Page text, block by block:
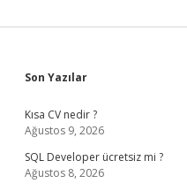
Sidebar
Son Yazılar
Kısa CV nedir ?
Ağustos 9, 2026
SQL Developer ücretsiz mi ?
Ağustos 8, 2026